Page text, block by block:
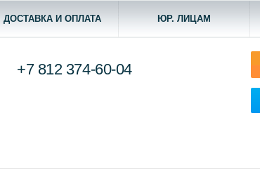
ДОСТАВКА И ОПЛАТА ЮР. ЛИЦАМ
+7 812 374-60-04